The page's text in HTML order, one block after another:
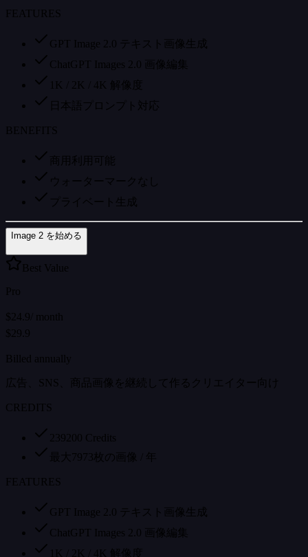
FEATURES
GPT Image 2.0 テキスト画像生成
ChatGPT Images 2.0 画像編集
1K / 2K / 4K 解像度
日本語プロンプト対応
BENEFITS
商用利用可能
ウォーターマークなし
プライベート生成
Image 2 を始める
Best Value
Pro
$24.9
month
$29.9
Billed annually
広告、SNS、商品画像を継続して作るクリエイター向け
CREDITS
239200 Credits
最大7973枚の画像 / 年
FEATURES
GPT Image 2.0 テキスト画像生成
ChatGPT Images 2.0 画像編集
1K / 2K / 4K 解像度